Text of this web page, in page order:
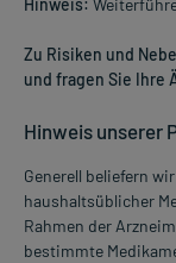
Hinweis:
Zu Risiken und
und fragen Sie Ihre
Hinweis unserer
Generell beliefern
haushaltsüblicher
Rahmen der
bestimmte